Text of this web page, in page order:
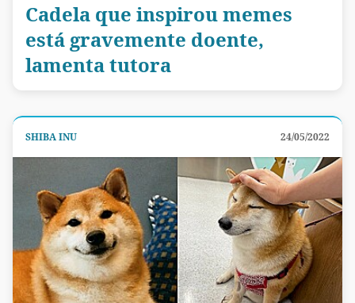
Cadela que inspirou memes
está gravemente doente,
lamenta tutora
SHIBA INU 24/05/2022